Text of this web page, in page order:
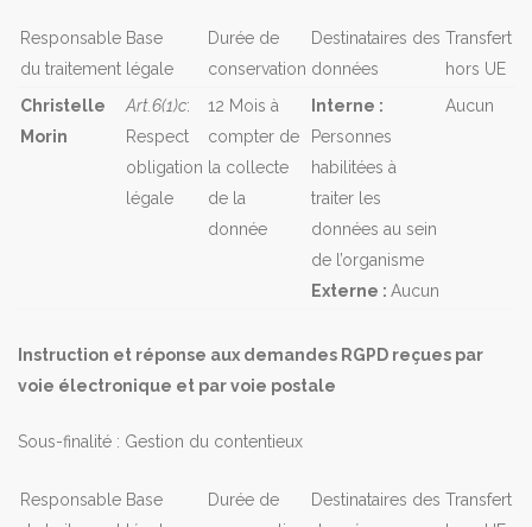
Responsable
du traitement
Base
légale
Durée de
conservation
Destinataires des
données
Transfert
hors UE
Christelle
Morin
Art.6(1)c:
Respect
obligation
légale
12 Mois à
compter de
la collecte
de la
donnée
Interne :
Personnes
habilitées à
traiter les
données au sein
de l’organisme
Externe : Aucun
Aucun
Instruction et réponse aux demandes RGPD reçues par
voie électronique et par voie postale
Sous-finalité : Gestion du contentieux
Responsable Base
Durée de
Destinataires des Transfert